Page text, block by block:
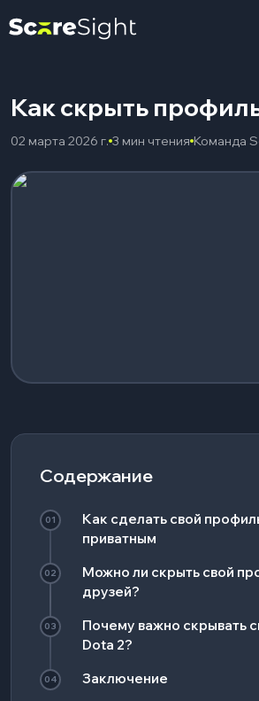
Как скрыть
02 марта 2026 г. 3 мин чтения Команда
Содержание
01
Как сделать свой
приватным
02
Можно ли скрыть свой
друзей?
03
Почему важно скрывать
Dota 2?
04 Заключение